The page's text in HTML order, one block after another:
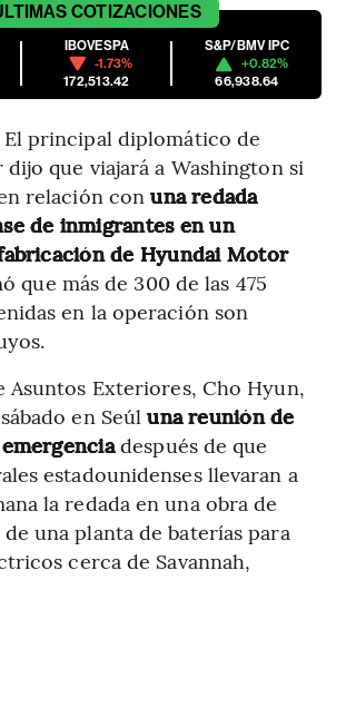
COTIZACIONES
IBOVESPA
-1.73%
172,513.42
S&P/BMV IPC
+0.82%
66,938.64
principal diplomático de
que viajará a Washington si
relación conuna redada
de inmigrantes en un
de Hyundai Motor
que más de 300 de las 475
en la operación son
Asuntos Exteriores, Cho Hyun,
en Seúluna reunión de
después de que
estadounidenses llevaran a
la redada en una obra de
una planta de baterías para
cerca de Savannah,